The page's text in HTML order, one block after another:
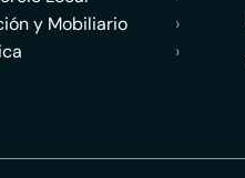
y Mobiliario
›
›